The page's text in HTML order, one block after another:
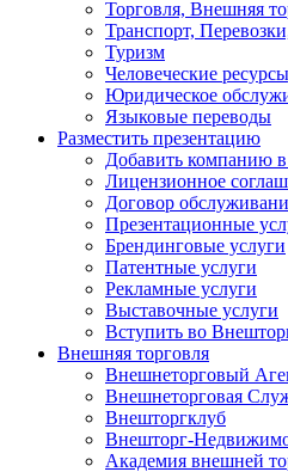
Торговля, Внешняя
Транспорт,
Туризм
Человеческие
Юридическое
Языковые переводы
Разместить презентацию
Добавить компанию в
Лицензионное
Договор
Презентационные
Брендинговые услуги
Патентные услуги
Рекламные услуги
Выставочные услуги
Вступить во
Внешняя торговля
Внешнеторговый
Внешнеторговая
Внешторгклуб
Внешторг-
Академия внешней